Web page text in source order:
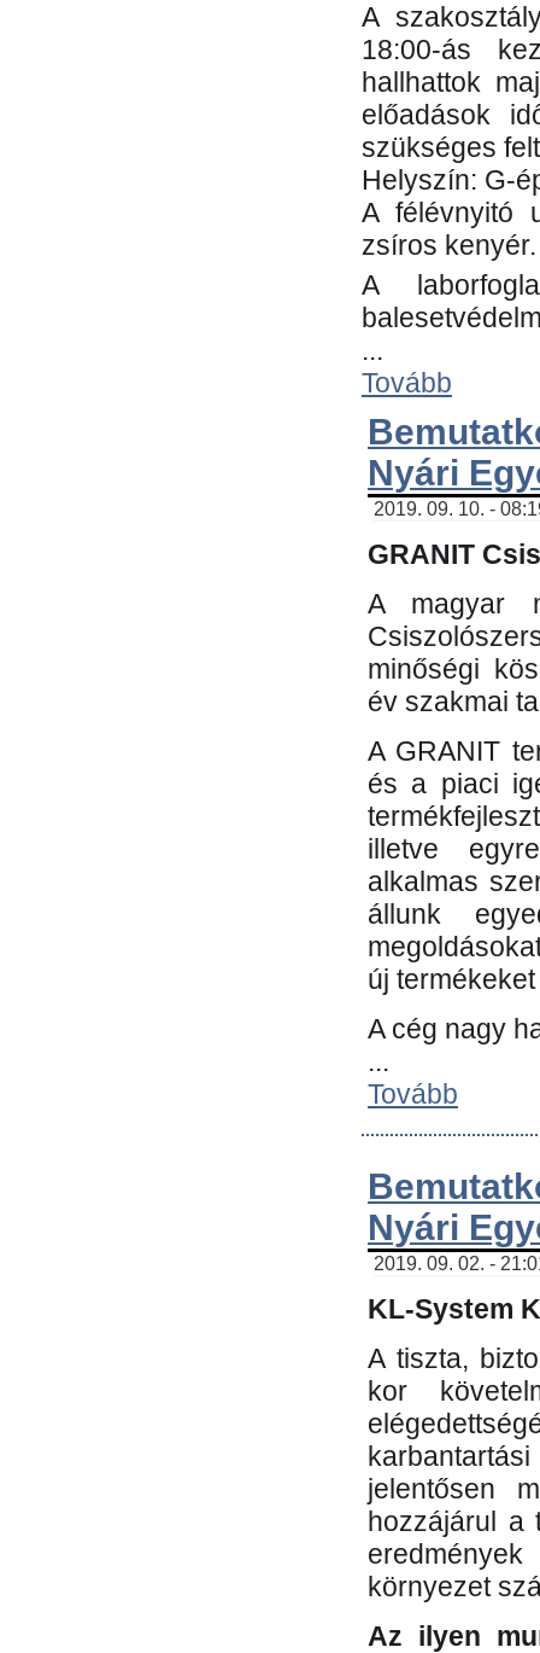
A
18:00-ás
hallhattok
előadások
szükséges
Helyszín: G-
A félévnyitó
zsíros kenyér.
A
...
Tovább
Nyári
2019. 09. 10. -
GRANIT
A magyar
minőségi
év szakmai
A GRANIT
és a piaci
illetve
alkalmas
állunk
új
A cég nagy
...
Tovább
Nyári
2019. 09. 02. -
KL-System
A tiszta,
kor
jelentősen
hozzájárul a
környezet
Az ilyen